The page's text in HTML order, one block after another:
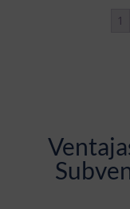
1